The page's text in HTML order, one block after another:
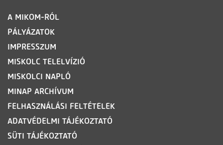
LÁBLÉC
A MIKOM-RÓL
PÁLYÁZATOK
IMPRESSZUM
MISKOLC TELELVÍZIÓ
MISKOLCI NAPLÓ
MINAP ARCHÍVUM
FELHASZNÁLÁSI FELTÉTELEK
ADATVÉDELMI TÁJÉKOZTATÓ
SÜTI TÁJÉKOZTATÓ